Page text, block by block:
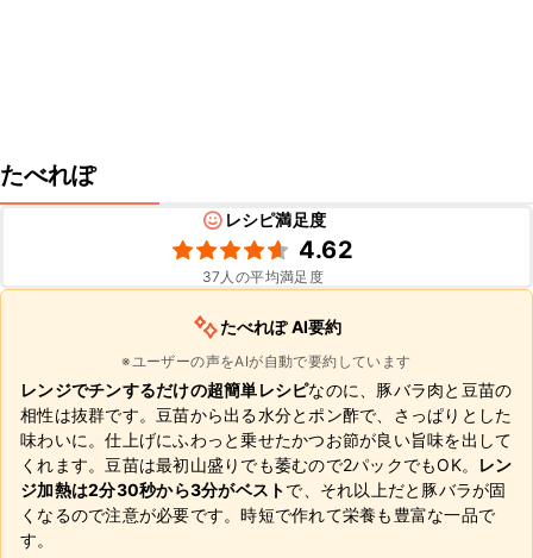
たべれぽ
レシピ満足度
4.62
37 人の平均満足度
たべれぽ AI要約
※ユーザーの声をAIが自動で要約しています
レンジでチンするだけの超簡単レシピなのに、豚バラ肉と豆苗の
相性は抜群です。豆苗から出る水分とポン酢で、さっぱりとした
味わいに。仕上げにふわっと乗せたかつお節が良い旨味を出して
くれます。豆苗は最初山盛りでも萎むので2パックでもOK。
レン
ジ加熱は2分30秒から3分がベストで、それ以上だと豚バラが固
くなるので注意が必要です。時短で作れて栄養も豊富な一品で
す。